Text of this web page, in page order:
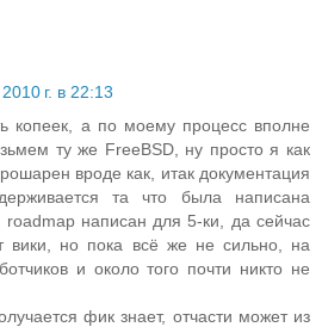
г. в 22:13
копеек, а по моему процесс вполне
ту же FreeBSD, ну просто я как
вроде как, итак документация
та что была написана
roadmap написан для 5-ки, да сейчас
вики, но пока всё же не сильно, на
и около того почти никто не
фик знает, отчасти может из